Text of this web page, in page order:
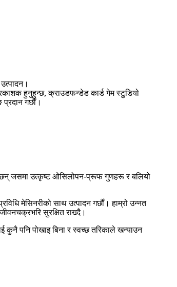
हुनुहुन्छ, क्राउडफन्डेड कार्ड गेम स्टुडियो
गर्छौं।
छन् जसमा उत्कृष्ट ओसिलोपन-प्रूफ गुणहरू र बलियो
मेसिनरीको साथ उत्पादन गर्छौं। हाम्रो उन्नत
सुरक्षित राख्दै।
कुनै पनि पोखाइ बिना र स्वच्छ तरिकाले खन्याउन